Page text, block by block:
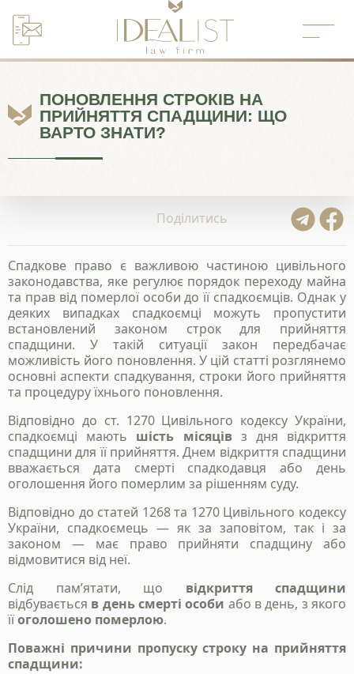
Перейти
до
ПОНОВЛЕННЯ СТРОКІВ НА
ПРИЙНЯТТЯ СПАДЩИНИ: ЩО
ВАРТО ЗНАТИ?
Поділитись
Спадкове право є важливою частиною цивільного
законодавства, яке регулює порядок переходу майна
та прав від померлої особи до її спадкоємців. Однак у
деяких випадках спадкоємці можуть пропустити
встановлений законом строк для прийняття
спадщини. У такій ситуації закон передбачає
можливість його поновлення. У цій статті розглянемо
основні аспекти спадкування, строки його прийняття
та процедуру їхнього поновлення.
Відповідно до ст. 1270 Цивільного кодексу України,
спадкоємці мають шість місяцівз дня відкриття
спадщини для її прийняття. Днем відкриття спадщини
вважається дата смерті спадкодавця або день
оголошення його померлим за рішенням суду.
Відповідно до статей 1268 та 1270 Цивільного кодексу
України, спадкоємець — як за заповітом, так і за
законом — має право прийняти спадщину або
відмовитися від неї.
Слід пам’ятати, що відкриття спадщини
відбувається в день смерті особи або в день, з якого
їїоголошено померлою.
Поважні причини пропуску строку на прийняття
спадщини: